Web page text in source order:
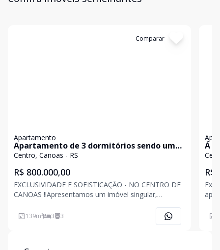
Comparar
Apartamento
Apartamento de 3 dormitórios sendo uma
suíte master no centro de Canoas
Centro, Canoas - RS
R$ 800.000,00
EXCLUSIVIDADE E SOFISTICAÇÃO - NO CENTRO DE
CANOAS !!Apresentamos um imóvel singular,
e localização privilegiada. Situado no coração de
Canoas, este apartamento oferece fácil acesso a
139m² 3 3
Á
R$
de